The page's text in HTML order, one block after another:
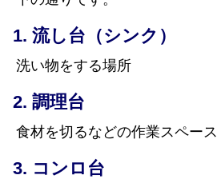
流し台（シンク）
洗い物をする場所
調理台
食材を切るなどの作業スペース
コンロ台